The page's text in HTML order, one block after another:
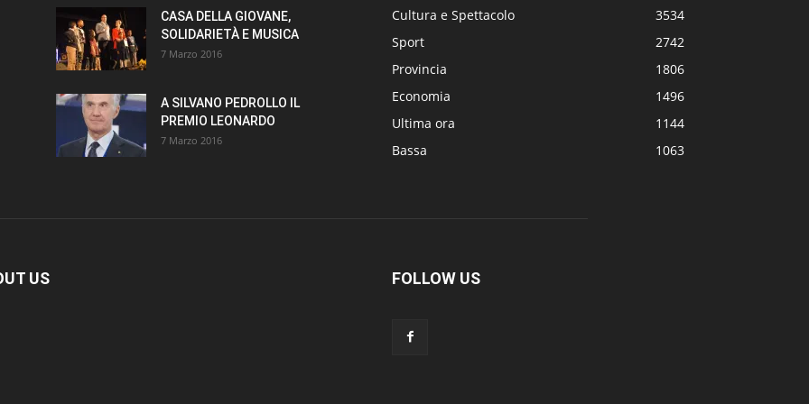
CASA DELLA GIOVANE,
SOLIDARIETÀ E MUSICA
7 Marzo 2016
A SILVANO PEDROLLO IL
PREMIO LEONARDO
7 Marzo 2016
Cultura e Spettacolo
3534
Sport
2742
Provincia
1806
Economia
1496
Ultima ora
1144
Bassa
1063
US FOLLOW US